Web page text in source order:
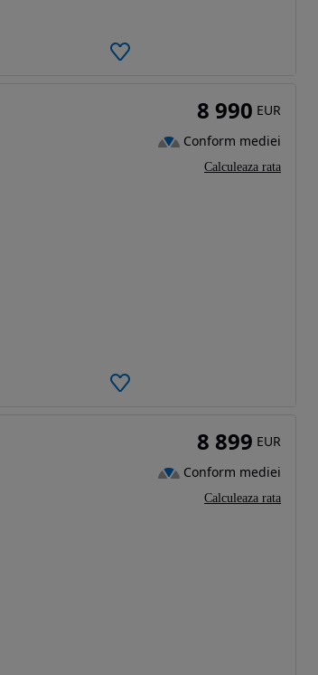
8 990 EUR
Conform mediei
Calculeaza rata
8 899 EUR
Conform mediei
Calculeaza rata